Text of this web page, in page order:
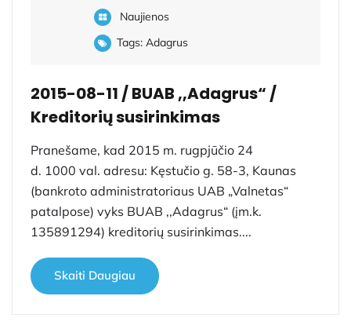
Naujienos
Tags: Adagrus
2015-08-11 / BUAB ,,Adagrus“ /
Kreditorių susirinkimas
Pranešame, kad 2015 m. rugpjūčio 24
d. 1000 val. adresu: Kęstučio g. 58-3, Kaunas
(bankroto administratoriaus UAB „Valnetas“
patalpose) vyks BUAB ,,Adagrus“ (įm.k.
135891294) kreditorių susirinkimas....
Skaiti Daugiau